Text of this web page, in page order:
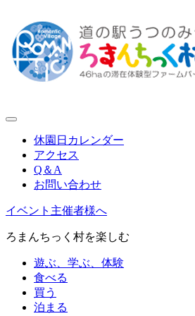
休園日カレンダー
アクセス
Q＆A
お問い合わせ
イベント主催者様へ
ろまんちっく村を楽しむ
遊ぶ、学ぶ、体験
食べる
買う
泊まる